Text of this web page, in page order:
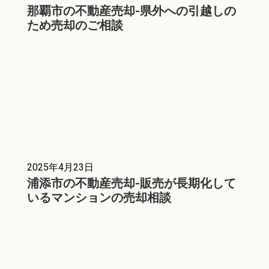
那覇市の不動産売却-県外への引越しの
ため売却のご相談
2025年4月23日
浦添市の不動産売却-販売が長期化して
いるマンションの売却相談